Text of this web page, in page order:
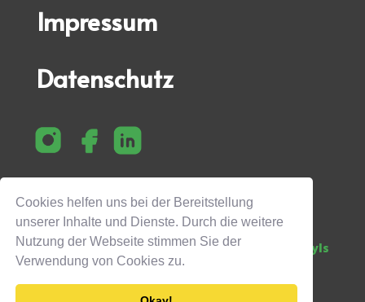
Cookies helfen uns bei der Bereitstellung
unserer Inhalte und Dienste. Durch die weitere
Nutzung der Webseite stimmen Sie der
Verwendung von Cookies zu.
Impressum
Datenschutz
myls